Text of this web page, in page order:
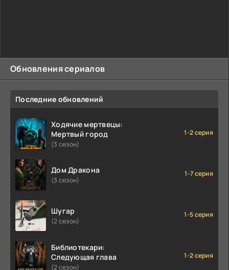
Обновления сериалов
Последние обновлений
Ходячие мертвецы:
Мертвый город
(3 сезон)
1-2 серия
Дом Дракона
(3 сезон)
1-7 серия
Шугар
(2 сезон)
1-5 серия
Библиотекари:
Следующая глава
(2 сезон)
1-2 серия